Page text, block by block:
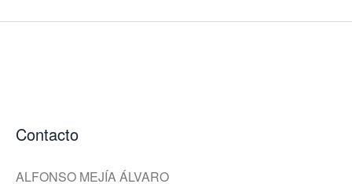
Contacto
ALFONSO MEJÍA ÁLVARO